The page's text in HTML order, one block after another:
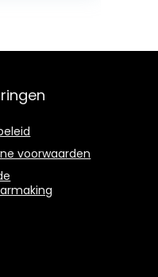
voorwaarden